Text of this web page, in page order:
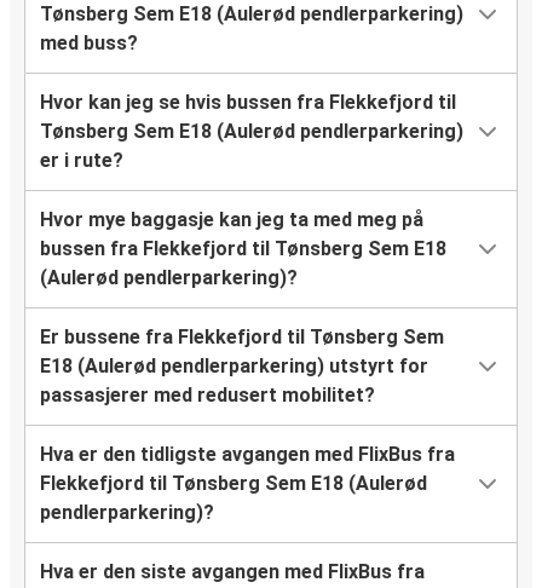
Tønsberg Sem E18 (Aulerød pendlerparkering)
med buss?
Hvor kan jeg se hvis bussen fra Flekkefjord til
Tønsberg Sem E18 (Aulerød pendlerparkering)
er i rute?
Hvor mye baggasje kan jeg ta med meg på
bussen fra Flekkefjord til Tønsberg Sem E18
(Aulerød pendlerparkering)?
Er bussene fra Flekkefjord til Tønsberg Sem
E18 (Aulerød pendlerparkering) utstyrt for
passasjerer med redusert mobilitet?
Hva er den tidligste avgangen med FlixBus fra
Flekkefjord til Tønsberg Sem E18 (Aulerød
pendlerparkering)?
Hva er den siste avgangen med FlixBus fra